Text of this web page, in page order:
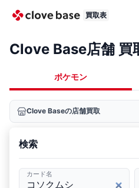
買取表
Clove Base店舗 買
ポケモン
Clove Baseの店舗買取
検索
カード名